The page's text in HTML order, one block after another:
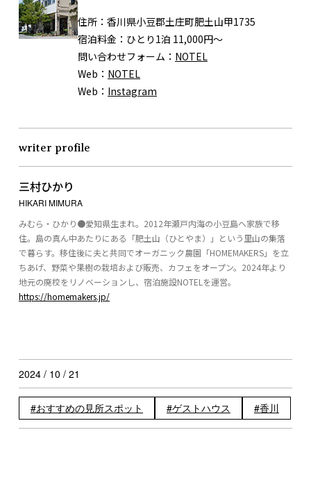
住所： 香川県小豆郡土庄町肥土山甲1735
宿泊料金： ひとり1泊 11,000円〜
問い合わせフォーム： NOTEL
Web： NOTEL
Web： Instagram
writer profile
三村ひかり
HIKARI MIMURA
みむら・ひかり●愛知県生まれ。2012年瀬戸内海の小豆島へ家族で移
住。島の真ん中あたりにある「肥土山（ひとやま）」という里山の集落
で暮らす。移住後に夫と共同でオーガニック農園「HOMEMAKERS」を立
ちあげ、野菜や果樹の栽培および販売、カフェをオープン。2024年より
地元の廃校をリノベーションし、宿泊施設NOTELを運営。
https://homemakers.jp/
2024 / 10 / 21
おすすめの見所スポット ゲストハウス 香川